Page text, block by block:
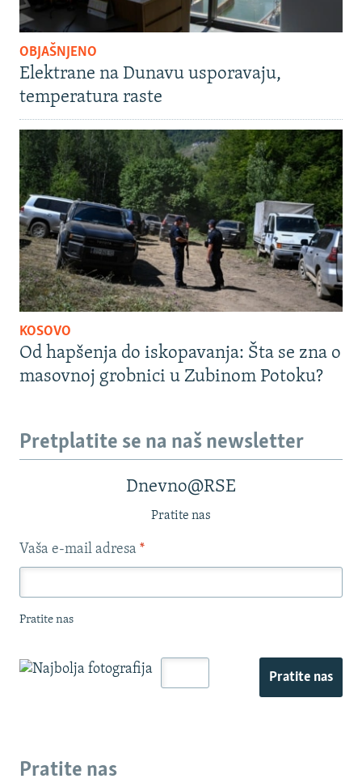
OBJAŠNJENO
Elektrane na Dunavu usporavaju,
temperatura raste
KOSOVO
Od hapšenja do iskopavanja: Šta se zna o
masovnoj grobnici u Zubinom Potoku?
Pretplatite se na naš newsletter
Dnevno@RSE
Pratite nas
Vaša e-mail adresa *
Pratite nas
Pratite nas
Pratite nas